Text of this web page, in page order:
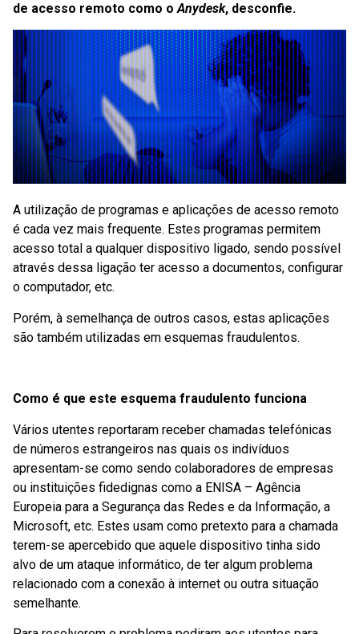
de acesso remoto como oAnydesk, desconfie.
A utilização de programas e aplicações de acesso remoto
é cada vez mais frequente. Estes programas permitem
acesso total a qualquer dispositivo ligado, sendo possível
através dessa ligação ter acesso a documentos, configurar
o computador, etc.
Porém, à semelhança de outros casos, estas aplicações
são também utilizadas em esquemas fraudulentos.
Como é que este esquema fraudulento funciona
Vários utentes reportaram receber chamadas telefónicas
de números estrangeiros nas quais os indivíduos
apresentam-se como sendo colaboradores de empresas
ou instituições fidedignas como a ENISA – Agência
Europeia para a Segurança das Redes e da Informação, a
Microsoft, etc. Estes usam como pretexto para a chamada
terem-se apercebido que aquele dispositivo tinha sido
alvo de um ataque informático, de ter algum problema
relacionado com a conexão à internet ou outra situação
semelhante.